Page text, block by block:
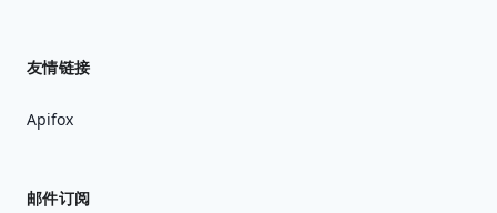
友情链接
Apifox
邮件订阅